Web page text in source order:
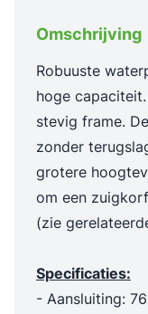
Omschrijving
Robuuste
hoge
stevig frame.
zonder
grotere
om een
(zie
Specificaties:
- Aansluiting: